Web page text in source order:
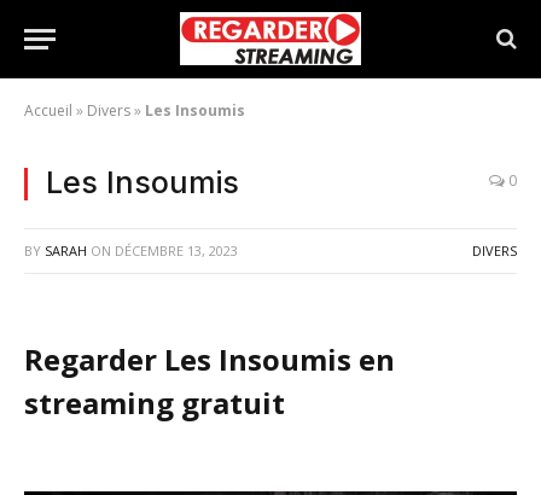
Accueil » Divers» Les Insoumis
Les Insoumis 0
BY SARAH ON DÉCEMBRE 13, 2023 DIVERS
Regarder Les Insoumis en
streaming gratuit